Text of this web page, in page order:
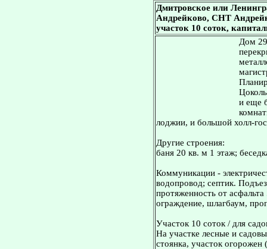
Дмитровское или
Андрейково, СНТ
участок 10 соток,
Дом
и еще
лоджии, и большой холл-
Другие строения:
баня 20 кв. м 1 этаж;
Коммуникации -
водопровод; септик.
протяженность от
ограждение, шлагбаум,
Участок 10 соток / для
На участке лесные и
стоянка, участок огорожен